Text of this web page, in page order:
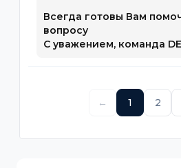
Всегда готовы Вам
вопросу
С уважением, команда
← 1 2